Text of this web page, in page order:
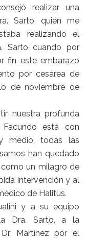
realizar una
Sarto, quién me
realizando el
Sarto cuando por
fin este embarazo
por cesárea de
de noviembre de
nuestra profunda
está con
medio, todas las
han quedado
un milagro de
intervención y al
de Halitus.
y a su equipo
Dra. Sarto, a la
Martínez por el